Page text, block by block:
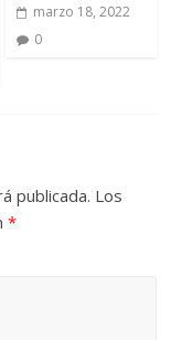
marzo 18, 2022
0
publicada. Los
*